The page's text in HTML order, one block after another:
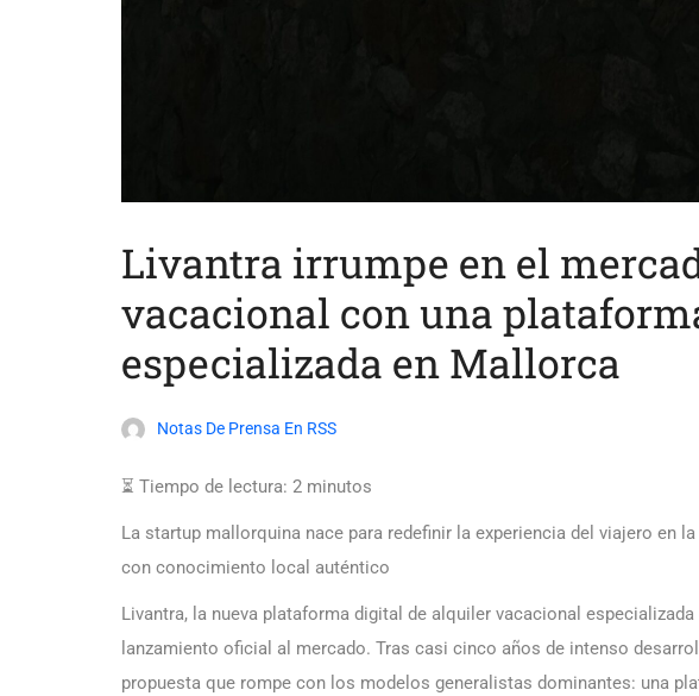
Livantra irrumpe en el
vacacional con una
especializada en Mallorca
Notas De Prensa En RSS
⏳ Tiempo de lectura: 2 minutos
La startup mallorquina nace para redefinir la experiencia del viajero en
con conocimiento local auténtico
Livantra, la nueva plataforma digital de alquiler vacacional
lanzamiento oficial al mercado. Tras casi cinco años de intenso
propuesta que rompe con los modelos generalistas dominantes: una